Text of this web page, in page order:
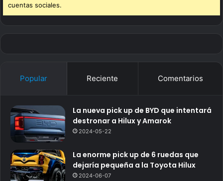
cuentas sociales.
Popular Reciente Comentarios
La nueva pick up de BYD que intentará
destronar a Hilux y Amarok
2024-05-22
La enorme pick up de 6 ruedas que
dejaría pequeña a la Toyota Hilux
2024-06-07